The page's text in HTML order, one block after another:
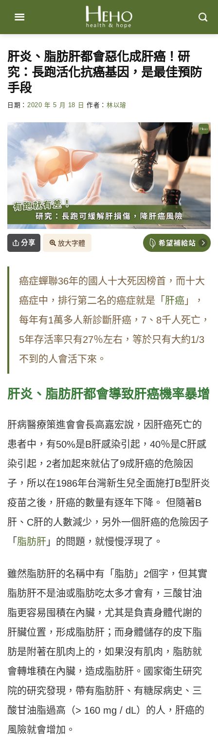
content
肝炎、脂肪肝都會惡化成肝癌！研
究：長跑活化抗癌基因，是最佳預防
手段
日期： 2020 年 5 月 18 日 作者： 林以璿
分享 放大字體
癌症蟬聯36年的國人十大死因榜首，而十大
癌症中，排行第二名的癌症就是「 肝癌 」，
每年有1萬多人新診斷肝癌，7、8千人死亡，
5年存活率只有27％左右，等於只有大約1/3
不到的人會活下來。
肝炎、脂肪肝都會導致肝癌機率暴增
肝病醫療策進會會長高嘉宏說，因肝癌死亡的
患者中，有50%是B肝感染引起，40％是C肝感
染引起，2者加起來就佔了9成肝癌的危險因
子，所以在1986年台灣新生兒全面施打B型肝炎
疫苗之後，肝癌的數量有逐年下降。 但隨著B
肝、C肝的人數減少，另外一個肝癌的危險因子
「 脂肪肝 」的問題，就慢慢浮現了。
雖然脂肪肝的名稱中有「脂肪」2個字，但其實
脂肪肝不是油或脂肪吃太多才會有，三酸甘油
脂更容易囤積在內臟，尤其是負責身體代謝的
肝臟位置，形成脂肪肝；而身體儲存的皮下脂
肪是附著在肌肉上的，如果沒有肌肉，脂肪就
會轉堆積在內臟，造成脂肪肝。國家衛生研究
院的研究發現，帶有脂肪肝、有糖尿病史、三
酸甘油脂過高（> 160 mg / dL）的人，肝癌的
風險就會增加。